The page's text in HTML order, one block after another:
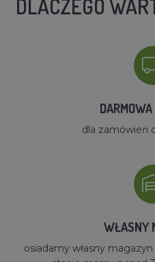
DLACZEGO
dla zamówień
WŁASNY
osiadamy własny